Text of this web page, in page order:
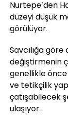
Nurtepe’den
düzeyi düşük
görülüyor.
Savcılığa
değiştirmenin
genellikle
ve tetikçilik
çatışabilecek
ulaşıyor.